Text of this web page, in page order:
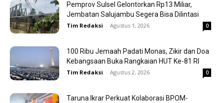
Pemprov Sulsel Gelontorkan Rp13 Miliar,
Jembatan Salujambu Segera Bisa Dilintasi
Tim Redaksi - Agustus 1, 2026 0
100 Ribu Jemaah Padati Monas, Zikir dan Doa
Kebangsaan Buka Rangkaian HUT Ke-81 RI
Tim Redaksi - Agustus 2, 2026 0
Taruna Ikrar Perkuat Kolaborasi BPOM-